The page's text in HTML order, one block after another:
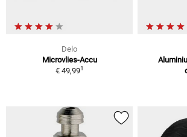
Delo
Microvlies-Accu
€ 49,991